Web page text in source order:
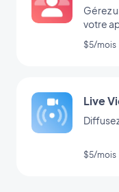
Gérez
votre
$5/mois
Live
$5/mois